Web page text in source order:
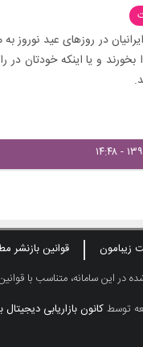
در روزهای عید
بخورند و یا اینکه خودتان
زیبامون
قوانین بازنشر
در این سامانه، متناسب با
توسطکانون بازاریابی دیجیتال